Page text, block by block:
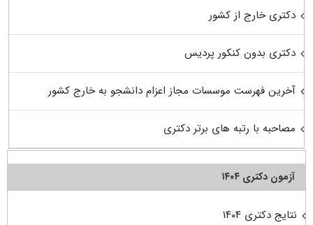
دکتری خارج از کشور
دکتری بدون کنکور پردیس
آخرین فهرست موسسات مجاز اعزام دانشجو به خارج کشور
مصاحبه با رتبه های برتر دکتری
آزمون دکتری ۱۴۰۴
نتایج دکتری ۱۴۰۴